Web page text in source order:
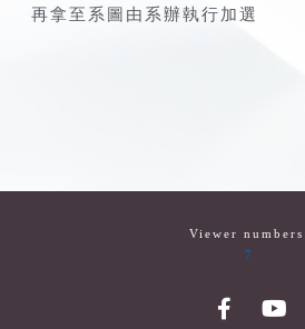
再拿至系圖由系辦執行加選
Viewer numbers:
7